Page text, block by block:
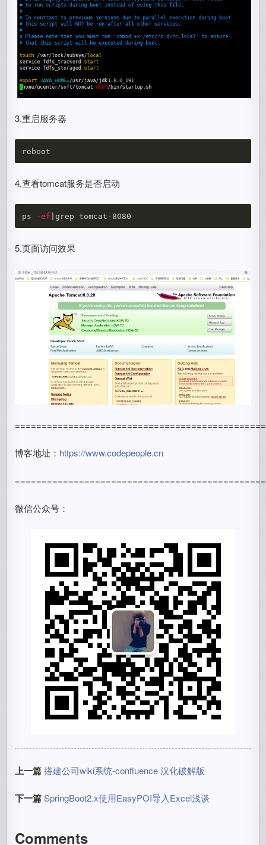
3.重启服务器
4.查看tomcat服务是否启动
ps -ef
5.页面访问效果
博客地址： https://www.codepeople.cn
微信公众号：
上一篇 搭建公司wiki系统-confluence 汉化破解版
下一篇 SpringBoot2.x使用EasyPOI导入Excel浅谈
Comments